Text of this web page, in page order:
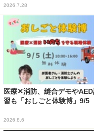
2026.7.28
医療✕消防、縫合デモや
習も「おしごと体験博」9/5
2026.8.6